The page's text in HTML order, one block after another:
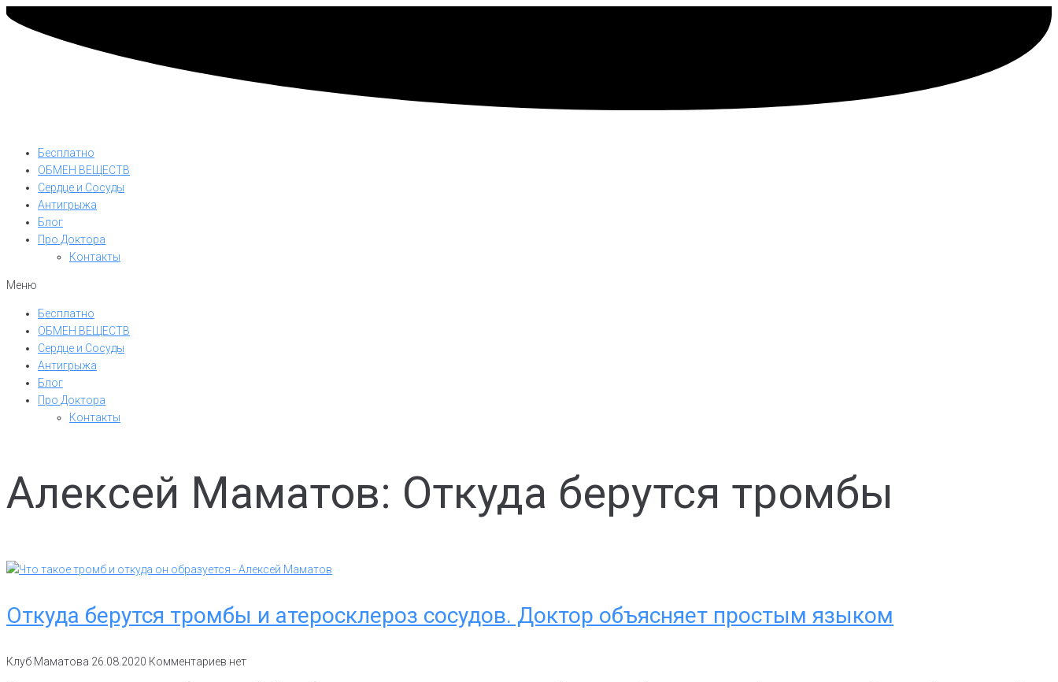
Бесплатно
ОБМЕН ВЕЩЕСТВ
Сердце и Сосуды
Антигрыжа
Блог
Про Доктора
Контакты
Меню
Бесплатно
ОБМЕН ВЕЩЕСТВ
Сердце и Сосуды
Антигрыжа
Блог
Про Доктора
Контакты
Алексей Маматов: Откуда берутся тромбы
Откуда берутся тромбы и атеросклероз сосудов. Доктор объясняет простым языком
Клуб Маматова 26.08.2020 Комментариев нет